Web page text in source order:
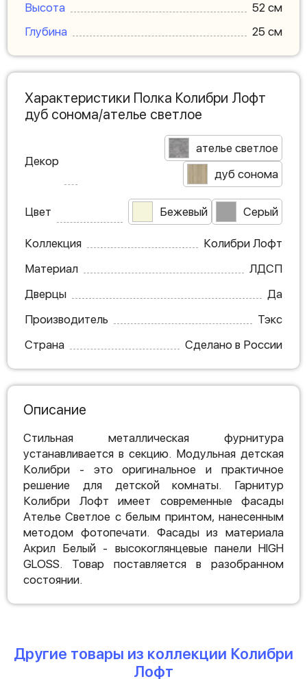
Высота
52 см
Глубина
25 см
Характеристики Полка Колибри Лофт
дуб сонома/ателье светлое
Декор
ателье светлое
дуб сонома
Цвет Бежевый Серый
Коллекция
Колибри Лофт
Материал
ЛДСП
Дверцы
Да
Производитель
Тэкс
Страна
Сделано в России
Описание
Стильная металлическая фурнитура
устанавливается в секцию. Модульная детская
Колибри - это оригинальное и практичное
решение для детской комнаты. Гарнитур
Колибри Лофт имеет современные фасады
Ателье Светлое с белым принтом, нанесенным
методом фотопечати. Фасады из материала
Акрил Белый - высокоглянцевые панели HIGH
GLOSS. Товар поставляется в разобранном
состоянии.
Другие товары из коллекции Колибри
Лофт